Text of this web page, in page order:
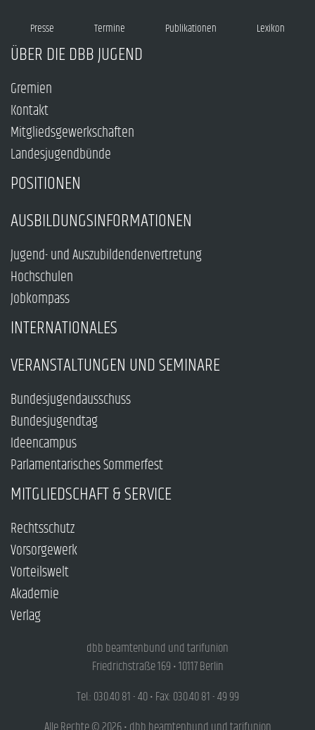
Presse Termine Publikationen Lexikon
ÜBER DIE DBB JUGEND
Gremien
Kontakt
Mitgliedsgewerkschaften
Landesjugendbünde
POSITIONEN
AUSBILDUNGSINFORMATIONEN
Jugend- und Auszubildendenvertretung
Hochschulen
Jobkompass
INTERNATIONALES
VERANSTALTUNGEN UND SEMINARE
Bundesjugendausschuss
Bundesjugendtag
Ideencampus
Parlamentarisches Sommerfest
MITGLIEDSCHAFT & SERVICE
Rechtsschutz
Vorsorgewerk
Vorteilswelt
Akademie
Verlag
dbb beamtenbund und tarifunion
Friedrichstraße 169 • 10117 Berlin
Tel.: 030.40 81 - 40 • Fax: 030.40 81 - 49 99